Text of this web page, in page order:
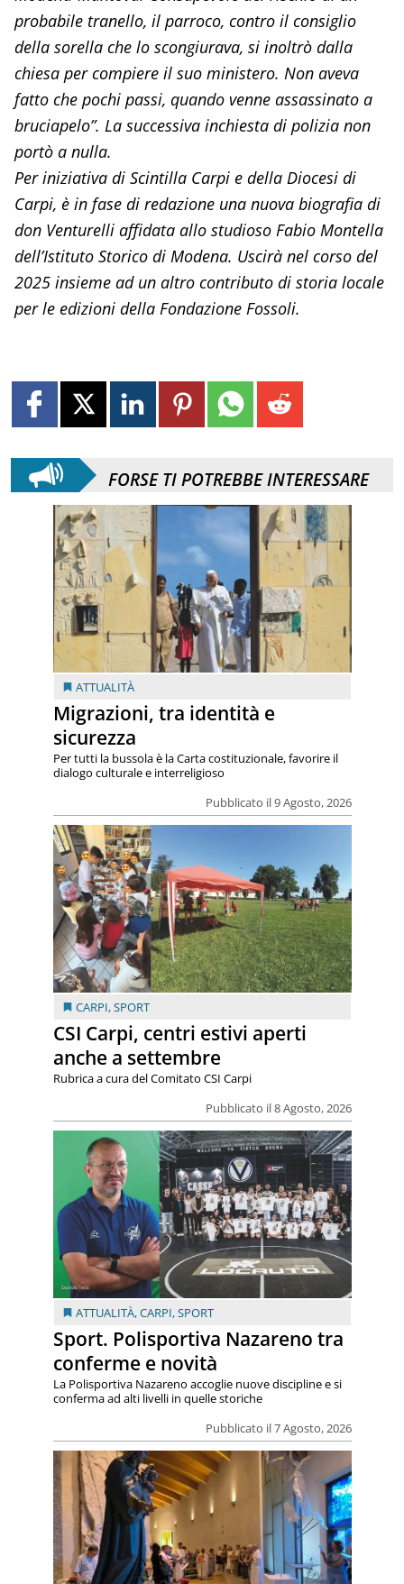
probabile tranello, il parroco, contro il consiglio
della sorella che lo scongiurava, si inoltrò dalla
chiesa per compiere il suo ministero. Non aveva
fatto che pochi passi, quando venne assassinato a
bruciapelo”. La successiva inchiesta di polizia non
portò a nulla.
Per iniziativa di Scintilla Carpi e della Diocesi di
Carpi, è in fase di redazione una nuova biografia di
don Venturelli affidata allo studioso Fabio Montella
dell’Istituto Storico di Modena. Uscirà nel corso del
2025 insieme ad un altro contributo di storia locale
per le edizioni della Fondazione Fossoli.
FORSE TI POTREBBE INTERESSARE
ATTUALITÀ
Migrazioni, tra identità e
sicurezza
Pubblicato il 9 Agosto, 2026
Per tutti la bussola è la Carta costituzionale, favorire il
dialogo culturale e interreligioso
CARPI,SPORT
CSI Carpi, centri estivi aperti
anche a settembre
Pubblicato il 8 Agosto, 2026
Rubrica a cura del Comitato CSI Carpi
ATTUALITÀ,CARPI,SPORT
Sport. Polisportiva Nazareno tra
conferme e novità
Pubblicato il 7 Agosto, 2026
La Polisportiva Nazareno accoglie nuove discipline e si
conferma ad alti livelli in quelle storiche